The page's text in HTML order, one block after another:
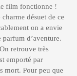
film fonctionne !
désuet de ce
on a envie
d’aventure.
retrouve très
emporté par
mort. Pour peu que